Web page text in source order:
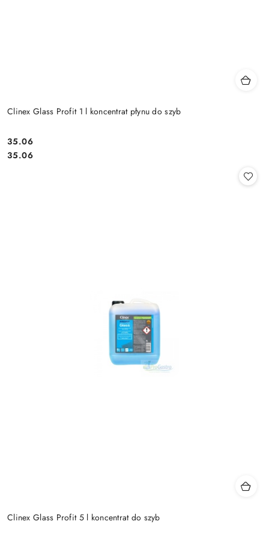
Clinex Glass Profit 1 l koncentrat płynu do szyb
Cena:
35.06
Cena:
35.06
Clinex Glass Profit 5 l koncentrat do szyb